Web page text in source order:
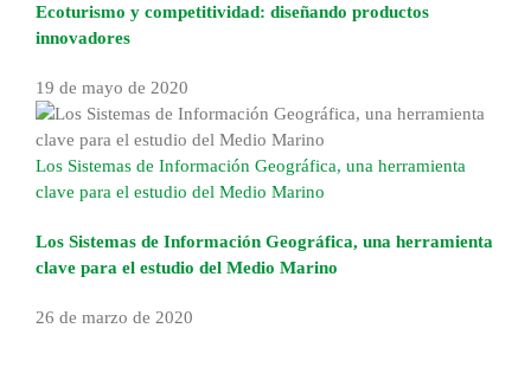
Ecoturismo y competitividad: diseñando productos
innovadores
19 de mayo de 2020
Los Sistemas de Información Geográfica, una herramienta
clave para el estudio del Medio Marino
Los Sistemas de Información Geográfica, una herramienta
clave para el estudio del Medio Marino
26 de marzo de 2020